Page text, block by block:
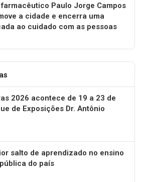
Paulo Jorge Campos
a cidade e encerra uma
ao cuidado com as pessoas
2026 acontece de 19 a 23 de
de Exposições Dr. Antônio
salto de aprendizado no ensino
do país